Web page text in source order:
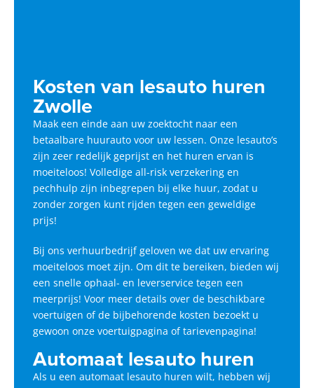
Kosten van lesauto huren
Zwolle
Maak een einde aan uw zoektocht naar een
betaalbare huurauto voor uw lessen. Onze lesauto’s
zijn zeer redelijk geprijst en het huren ervan is
moeiteloos! Volledige all-risk verzekering en
pechhulp zijn inbegrepen bij elke huur, zodat u
zonder zorgen kunt rijden tegen een geweldige
prijs!
Bij ons verhuurbedrijf geloven we dat uw ervaring
moeiteloos moet zijn. Om dit te bereiken, bieden wij
een snelle ophaal- en leverservice tegen een
meerprijs! Voor meer details over de beschikbare
voertuigen of de bijbehorende kosten bezoekt u
gewoon onze voertuigpagina of tarievenpagina!
Automaat lesauto huren
Als u een automaat lesauto huren wilt, hebben wij